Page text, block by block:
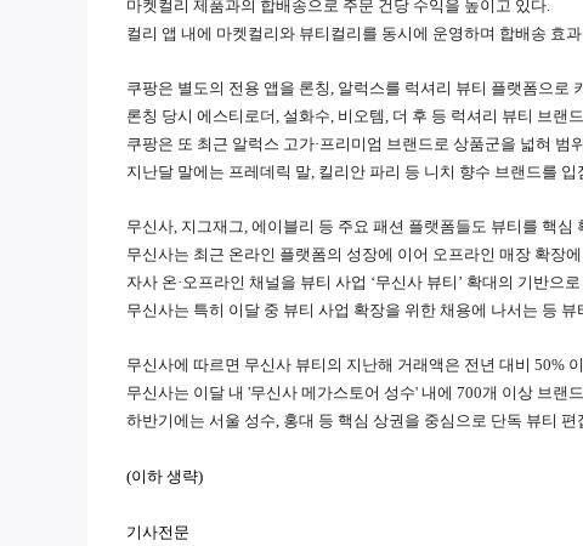
마켓컬리 제품과의 합배송으로 주문 건당 수익을 높이고 있다.
컬리 앱 내에 마켓컬리와 뷰티컬리를 동시에 운영하며 합배송 효
쿠팡은 별도의 전용 앱을 론칭, 알럭스를 럭셔리 뷰티 플랫폼으로
론칭 당시 에스티로더, 설화수, 비오템, 더 후 등 럭셔리 뷰티 브랜
쿠팡은 또 최근 알럭스 고가·프리미엄 브랜드로 상품군을 넓혀 범
지난달 말에는 프레데릭 말, 킬리안 파리 등 니치 향수 브랜드를 입
무신사, 지그재그, 에이블리 등 주요 패션 플랫폼들도 뷰티를 핵심
무신사는 최근 온라인 플랫폼의 성장에 이어 오프라인 매장 확장
자사 온·오프라인 채널을 뷰티 사업 ‘무신사 뷰티’ 확대의 기반으
무신사는 특히 이달 중 뷰티 사업 확장을 위한 채용에 나서는 등
무신사에 따르면 무신사 뷰티의 지난해 거래액은 전년 대비 50%
무신사는 이달 내 '무신사 메가스토어 성수' 내에 700개 이상 브랜
하반기에는 서울 성수, 홍대 등 핵심 상권을 중심으로 단독 뷰티
(이하 생략)
기사전문